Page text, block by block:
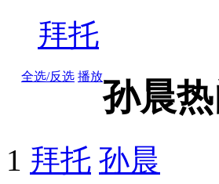
拜托
全选/反选 播放
孙晨
1 拜托 孙晨